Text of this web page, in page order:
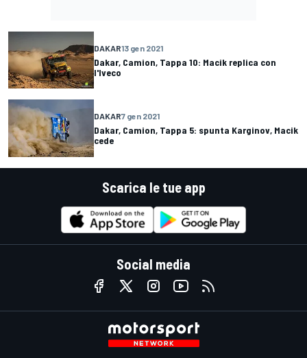
DAKAR13 gen 2021
Dakar, Camion, Tappa 10: Macik replica con
l'Iveco
DAKAR7 gen 2021
Dakar, Camion, Tappa 5: spunta Karginov, Macik
cede
Scarica le tue app
Social media